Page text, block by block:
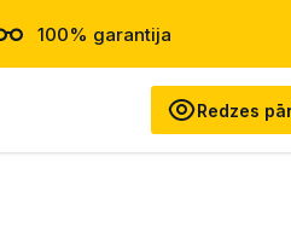
100% garantija
Redzes